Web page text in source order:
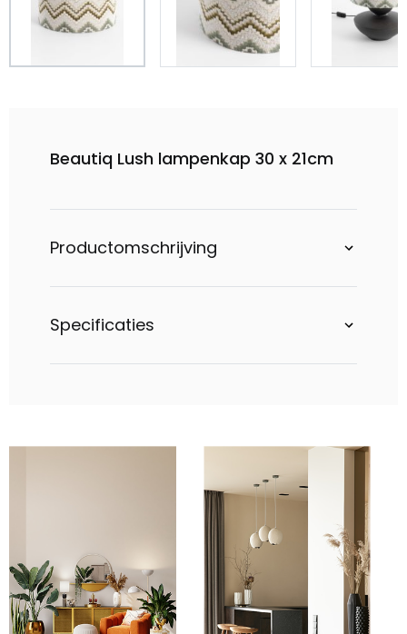
Beautiq Lush lampenkap 30 x 21cm
Productomschrijving
Specificaties